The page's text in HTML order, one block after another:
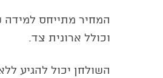
וכולל ארונית צד.
השולחן יכול להגיע